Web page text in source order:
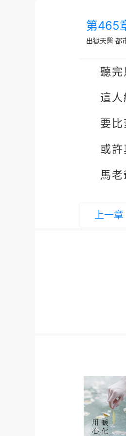
第465
出獄天醫 都
聽完
這人
要比
或許
馬
上一章